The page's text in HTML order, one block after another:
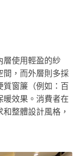
層使用輕盈的紗
間，而外層則多採
質窗簾（例如：百
暖效果。消費者在
整體設計風格，